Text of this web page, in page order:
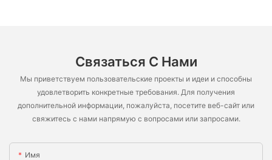
Связаться С Нами
Мы приветствуем пользовательские проекты и идеи и способны
удовлетворить конкретные требования. Для получения
дополнительной информации, пожалуйста, посетите веб-сайт или
свяжитесь с нами напрямую с вопросами или запросами.
Имя